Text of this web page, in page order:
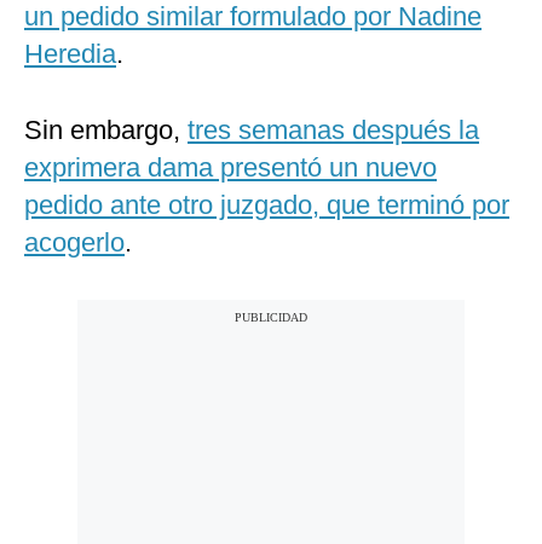
un pedido similar formulado por Nadine
Heredia.
Sin embargo, tres semanas después la
exprimera dama presentó un nuevo
pedido ante otro juzgado, que terminó por
acogerlo.